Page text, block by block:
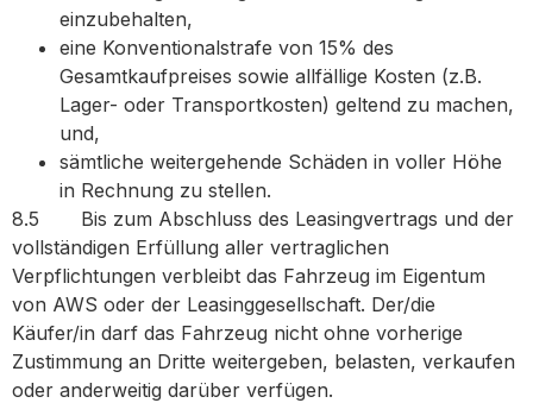
einzubehalten,
eine Konventionalstrafe von 15% des
Gesamtkaufpreises sowie allfällige Kosten (z.B.
Lager- oder Transportkosten) geltend zu machen,
und,
sämtliche weitergehende Schäden in voller Höhe
in Rechnung zu stellen.
8.5 Bis zum Abschluss des Leasingvertrags und der
vollständigen Erfüllung aller vertraglichen
Verpflichtungen verbleibt das Fahrzeug im Eigentum
von AWS oder der Leasinggesellschaft. Der/die
Käufer/in darf das Fahrzeug nicht ohne vorherige
Zustimmung an Dritte weitergeben, belasten, verkaufen
oder anderweitig darüber verfügen.